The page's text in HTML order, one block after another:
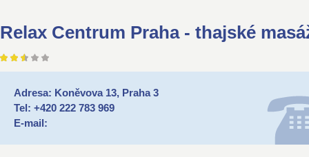
Relax Centrum Praha - thajské
Adresa: Koněvova 13, Praha 3
Tel: +420 222 783 969
E-mail: